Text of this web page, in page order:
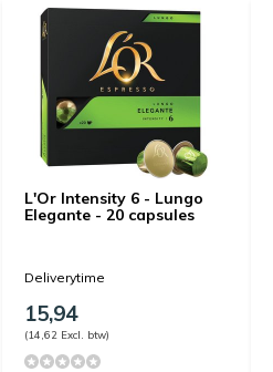
L'Or Intensity 6 - Lungo
Elegante - 20 capsules
Deliverytime
15,94
(14,62 Excl. btw)